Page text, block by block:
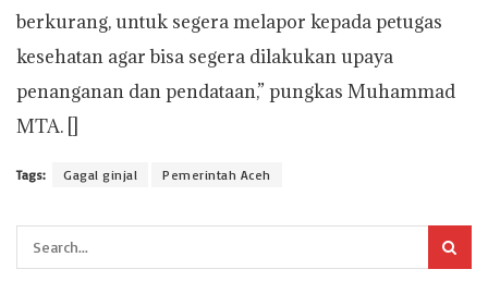
berkurang, untuk segera melapor kepada petugas
kesehatan agar bisa segera dilakukan upaya
penanganan dan pendataan,” pungkas Muhammad
MTA. []
Tags: Gagal ginjal Pemerintah Aceh